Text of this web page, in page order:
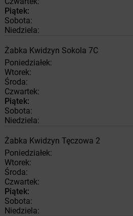
Piątek:
Sobota:
Niedziela:
Żabka Kwidzyn Sokola 7C
Poniedziałek:
Wtorek:
Środa:
Czwartek:
Piątek:
Sobota:
Niedziela:
Żabka Kwidzyn Tęczowa 2
Poniedziałek:
Wtorek:
Środa:
Czwartek:
Piątek:
Sobota:
Niedziela: